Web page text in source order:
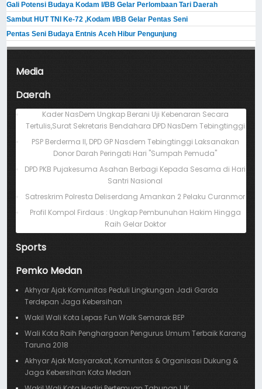
Gali Potensi Budaya Kodam I/BB Gelar Perlombaan Tari Daerah
Sambut HUT TNI Ke-72 ,Kodam I/BB Gelar Pentas Seni
Pentas Seni Budaya Entnis Aceh Hibur Pengunjung
Media
Daerah
Kader NasDem Ungkap Berani Uji Kebenaran Secara
Tertulis,Surat Sekretaris Bendahara DPD NasDem Tebingtinggi
PSP Berderma II, DPD GP Nasdem Tebingtinggi Laksanakan
Donor Darah Peringati Hari "Sumpah Pemuda"
DPD PKB Pujakesuma Asahan Berbagi Kepada Sesama di Hari
Santri Nasional
Satreskrim Polresta Deliserdang Amankan 2 Pelaku Curanmor
Profil Kompol Firdaus : Ungkap Pembunuhan Hakim Hingga
Raih Gelar Doktor
Sports
Pemko Medan
Akhyar Ajak Komunitas Peduli Lingkungan Jadi Garda
Terdepan Jaga Kebersihan
Wakil Wali Kota Lepas Fun Walk Semarak BEP
Wali Kota Raih Penghargaan Pengurus Umum Terbaik Karang
Taruna 2018
Akhyar Ajak Masyarakat, Komunitas & Organisasi Dukung &
Jaga Kebersihan Kota Medan